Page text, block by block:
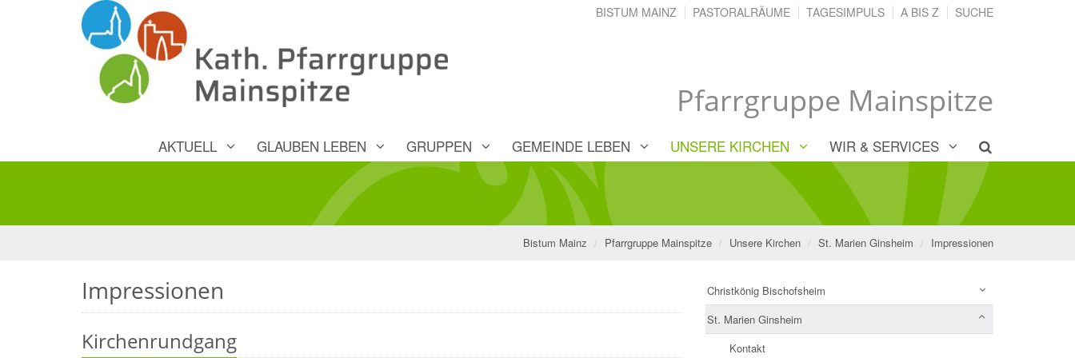
Pfarrgruppe Mainspitze
BISTUM MAINZ PASTORALRÄUME TAGESIMPULS A BIS Z SUCHE
AKTUELL GLAUBEN LEBEN GRUPPEN GEMEINDE LEBEN UNSERE KIRCHEN WIR & SERVICES
Bistum Mainz Pfarrgruppe Mainspitze Unsere Kirchen St. Marien Ginsheim Impressionen
Impressionen
Kirchenrundgang
Christkönig Bischofsheim
St. Marien Ginsheim
Kontakt